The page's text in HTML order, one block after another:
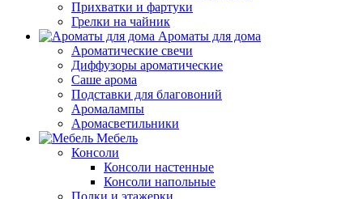
Прихватки и фартуки
Грелки на чайник
Ароматы для дома
Ароматические свечи
Диффузоры ароматические
Саше арома
Подставки для благовоний
Аромалампы
Аромасветильники
Мебель
Консоли
Консоли настенные
Консоли напольные
Полки и этажерки